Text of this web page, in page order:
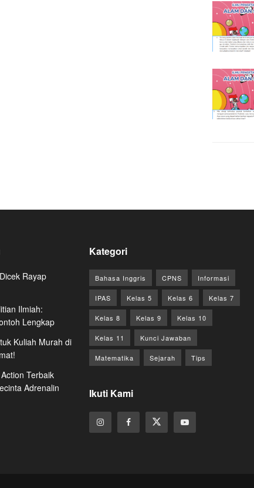
Rayap
Ilmiah:
Lengkap
Kuliah Murah di
Terbaik
Adrenalin
Kategori
Bahasa Inggris CPNS Informasi
IPAS Kelas 5 Kelas 6 Kelas 7
Kelas 8 Kelas 9 Kelas 10
Kelas 11 Kunci Jawaban
Matematika Sejarah Tips
Ikuti Kami